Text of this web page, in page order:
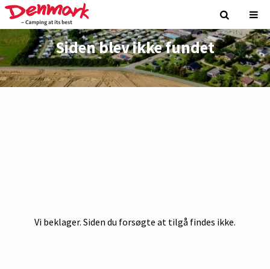
Siden blev ikke fundet
Vi beklager. Siden du forsøgte at tilgå findes ikke.